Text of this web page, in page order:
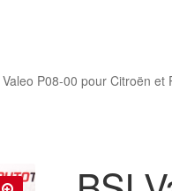
Valeo P08-00 pour Citroën